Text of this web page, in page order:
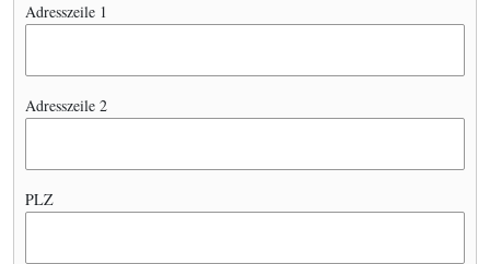
Adresszeile 1
Adresszeile 2
PLZ